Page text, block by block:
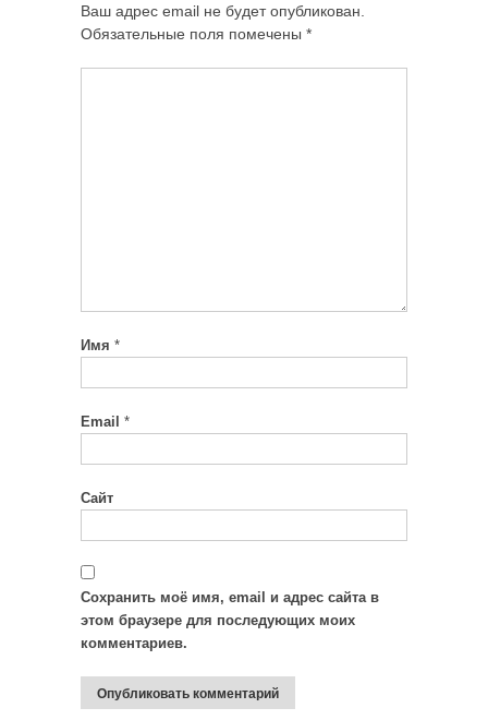
Ваш адрес email не будет опубликован.
Обязательные поля помечены *
Имя *
Email *
Сайт
Сохранить моё имя, email и адрес сайта в
этом браузере для последующих моих
комментариев.